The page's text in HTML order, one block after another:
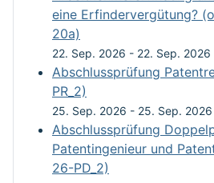
eine Erfindervergütung?
20a)
22. Sep. 2026 - 22. Sep. 2026
Abschlussprüfung
PR_2)
25. Sep. 2026 - 25. Sep. 2026
Abschlussprüfung
Patentingenieur und
26-PD_2)